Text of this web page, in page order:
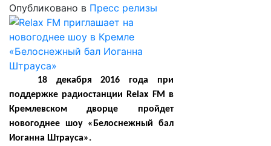
Опубликовано в Пресс релизы
18 декабря 2016 года при
поддержке радиостанции Relax FM в
Кремлевском дворце пройдет
новогоднее шоу «Белоснежный бал
Иоганна Штрауса».